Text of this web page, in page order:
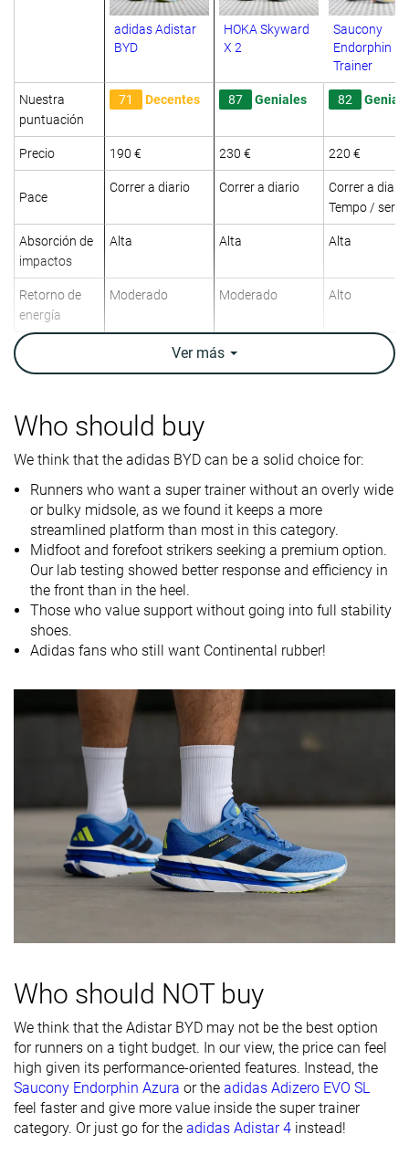
adidas Adistar
BYD
HOKA Skyward
X 2
Saucony
Endorphin
Trainer
Nuestra
puntuación
71 Decentes 87 Geniales 82
Precio 190 € 230 € 220 €
Pace
Correr a diario Correr a diario
Correr a diario
Tempo /
Absorción de
impactos
Alta Alta Alta
Retorno de
energía
Moderado Moderado Alto
Alta
Peso
laboratorio
Peso marca
9.8 oz / 278g
Drop
laboratorio
Drop marca
6.8 mm
6.0 mm
7.6 mm
5.0 mm
6.9 mm
Técnica de
carrera
Medio/antepié Medio/antepié Medio/
Talla
Tallan un poquito
Media talla más
Tallan bien
mediasuela
la rigidez de la
Pequeña Grande
Durabilidad
de la parte
delantera
Mala Decente
Baja Media Media
de la suela
exterior
TranspirabilidadBaja Media Alta
Anchura /
ajuste
Media Media Estrecha
Anchura de la
Media Media Estrecha
Ver más
Who should buy
We think that the adidas BYD can be a solid choice for:
Runners who want a super trainer without an overly wide
or bulky midsole, as we found it keeps a more
streamlined platform than most in this category.
Midfoot and forefoot strikers seeking a premium option.
Our lab testing showed better response and efficiency in
the front than in the heel.
Those who value support without going into full stability
shoes.
Adidas fans who still want Continental rubber!
Who should NOT buy
We think that the Adistar BYD may not be the best option
for runners on a tight budget. In our view, the price can feel
high given its performance-oriented features. Instead, the
Saucony Endorphin Azura or the adidas Adizero EVO SL
feel faster and give more value inside the super trainer
category. Or just go for the adidas Adistar 4 instead!